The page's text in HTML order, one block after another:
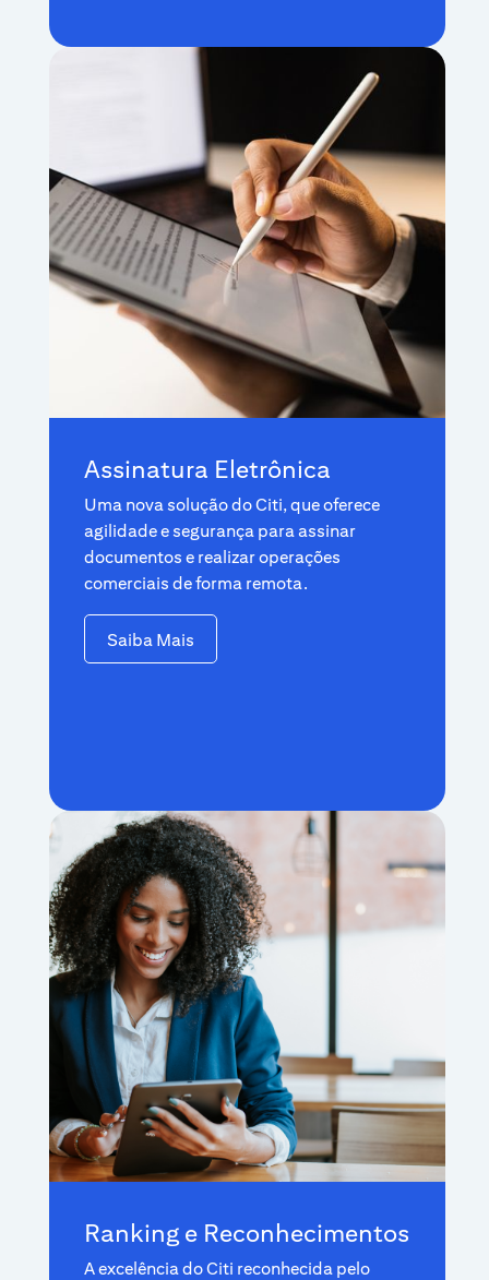
Assinatura Eletrônica
Uma nova solução do Citi, que oferece
agilidade e segurança para assinar
documentos e realizar operações
comerciais de forma remota.
Saiba Mais
Ranking e Reconhecimentos
A excelência do Citi reconhecida pelo